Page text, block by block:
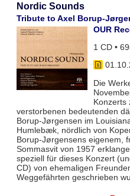
Nordic Sounds
Tribute to Axel Borup-
OUR
1 CD •
Die
Konzerts
verstorbenen bedeutenden
Borup-Jørgensen im
Humlebæk, nördlich von
Borup-Jørgensens eigenem,
Sommasvit von 1957
speziell für dieses Konzert
CD) von ehemaligen
Weggefährten geschrieben